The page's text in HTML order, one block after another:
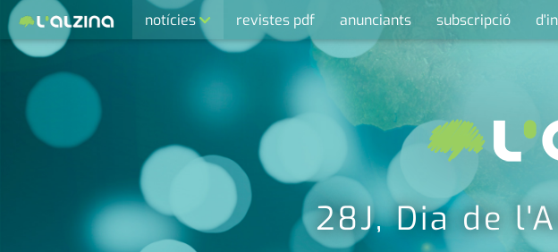
notícies
últimes notícies
cultura
economia
empresa
revistes pdf anunciants subscripció
28J, Dia de